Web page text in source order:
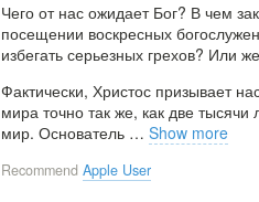
Чего от нас ожидает Бог? В чем
посещении воскресных
избегать серьезных грехов? Или
Фактически, Христос призывает
мира точно так же, как две
мир. Основатель … Show more
Recommend Apple User